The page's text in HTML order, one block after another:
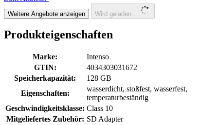
Weitere Angebote anzeigen Wird geladen...
Produkteigenschaften
Marke:
Intenso
GTIN:
4034303031672
Speicherkapazität:
128 GB
Eigenschaften:
wasserdicht, stoßfest, wasserfest,
temperaturbeständig
Geschwindigkeitsklasse: Class 10
Mitgeliefertes Zubehör: SD Adapter